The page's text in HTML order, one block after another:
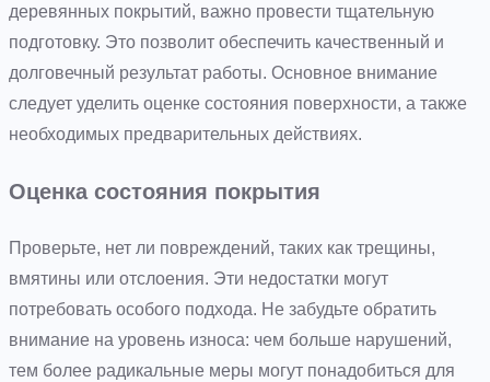
деревянных покрытий, важно провести тщательную
подготовку. Это позволит обеспечить качественный и
долговечный результат работы. Основное внимание
следует уделить оценке состояния поверхности, а также
необходимых предварительных действиях.
Оценка состояния покрытия
Проверьте, нет ли повреждений, таких как трещины,
вмятины или отслоения. Эти недостатки могут
потребовать особого подхода. Не забудьте обратить
внимание на уровень износа: чем больше нарушений,
тем более радикальные меры могут понадобиться для